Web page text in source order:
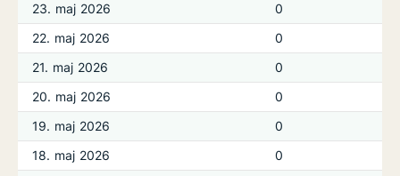
23. maj 2026
0
22. maj 2026
0
21. maj 2026
0
20. maj 2026
0
19. maj 2026
0
18. maj 2026
0